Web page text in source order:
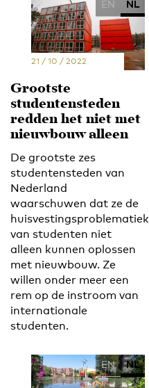
EN NL
21 / 10 / 2022
Grootste
studentensteden
redden het niet met
nieuwbouw alleen
De grootste zes
studentensteden van
Nederland
waarschuwen dat ze de
huisvestingsproblematiek
van studenten niet
alleen kunnen oplossen
met nieuwbouw. Ze
willen onder meer een
rem op de instroom van
internationale
studenten.
EN NL